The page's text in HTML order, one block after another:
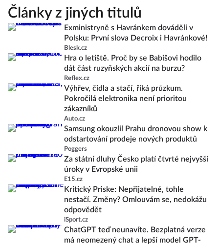
Články z jiných titulů
Exministryně s Havránkem dováděli v
Polsku: První slova Decroix i Havránkové!
Blesk.cz
Hra o letiště. Proč by se Babišovi hodilo
dát část ruzyňských akcií na burzu?
Reflex.cz
Výhřev, čidla a stačí, říká průzkum.
Pokročilá elektronika není prioritou
zákazníků
Auto.cz
Samsung okouzlil Prahu dronovou show k
odstartování prodeje nových produktů
Poggers
Za státní dluhy Česko platí čtvrté nejvyšší
úroky v Evropské unii
E15.cz
Kritický Priske: Nepřijatelné, tohle
nestačí. Změny? Omlouvám se, nedokážu
odpovědět
iSport.cz
ChatGPT teď neunavíte. Bezplatná verze
má neomezený chat a lepší model GPT-